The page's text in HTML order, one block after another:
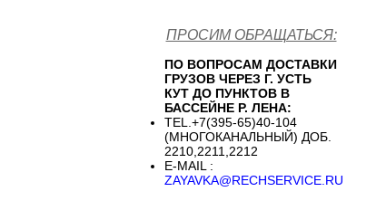
ПРОСИМ ОБРАЩАТЬСЯ:
ПО ВОПРОСАМ ДОСТАВКИ
ГРУЗОВ ЧЕРЕЗ Г. УСТЬ
КУТ ДО ПУНКТОВ В
БАССЕЙНЕ Р. ЛЕНА:
TEL.+7(395-65)40-104
(МНОГОКАНАЛЬНЫЙ) ДОБ.
2210,2211,2212
E-MAIL :
ZAYAVKA@RECHSERVICE.RU